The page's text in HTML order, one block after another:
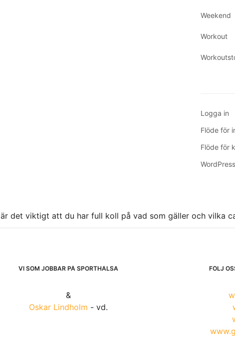
Weekend
Workout
Logga in
Flöde för
Flöde för
är det viktigt att du har full koll på vad som gäller och vilka
VI SOM JOBBAR PÅ SPORTHÄLSA
&
Oskar Lindholm - vd.
FÖLJ